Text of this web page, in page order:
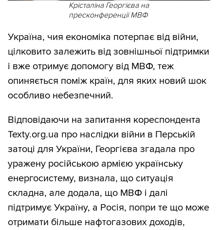
Крісталіна Георгієва на
пресконференції МВФ
Україна, чия економіка потерпає від війни,
цілковито залежить від зовнішньої підтримки
і вже отримує допомогу від МВФ, теж
опиняється поміж країн, для яких новий шок
особливо небезпечний.
Відповідаючи на запитання кореспондента
Texty.org.ua про наслідки війни в Перській
затоці для України, Георгієва згадала про
уражену російською армією українську
енергосистему, визнала, що ситуація
складна, але додала, що МВФ і далі
підтримує Україну, а Росія, попри те що може
отримати більше нафтогазових доходів,